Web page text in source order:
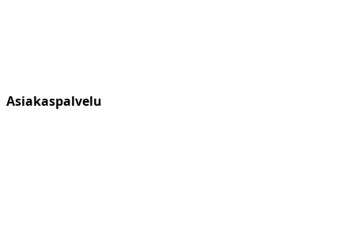
Asiakaspalvelu